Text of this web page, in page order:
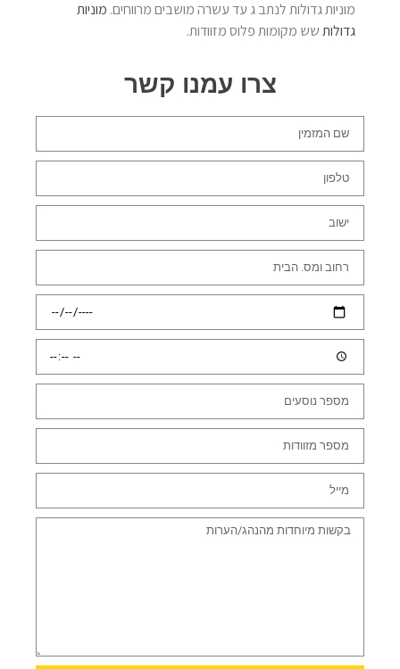
מוניות גדולות לנתב ג עד עשרה מושבים מרווחים. מוניות
גדולותשש מקומות פלוס מזוודות.
צרו עמנו קשר